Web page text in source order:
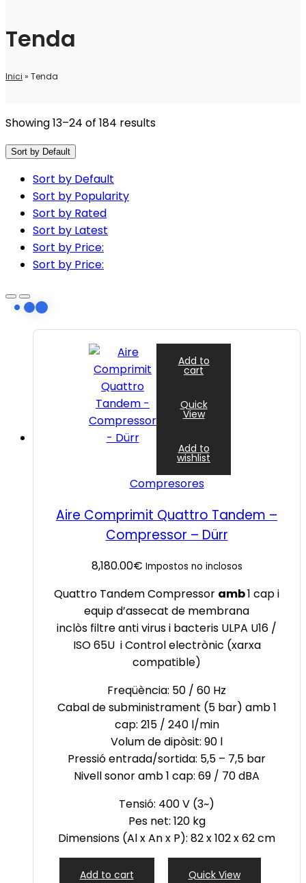
Tenda
Inici » Tenda
Showing 13–24 of 184 results
Sort by Default
Sort by Default
Sort by Popularity
Sort by Rated
Sort by Latest
Sort by Price:
Sort by Price:
Add to
cart
Quick
View
Add to
wishlist
Compresores
Aire Comprimit Quattro Tandem –
Compressor – Dürr
8,180.00€ Impostos no inclosos
Quattro Tandem Compressor amb1 cap i
equip d’assecat de membrana
inclòs filtre anti virus i bacteris ULPA U16 /
ISO 65U i Control electrònic (xarxa
compatible)
Freqüència: 50 / 60 Hz
Cabal de subministrament (5 bar) amb 1
cap: 215 / 240 l/min
Volum de dipòsit: 90 l
Pressió entrada/sortida: 5,5 – 7,5 bar
Nivell sonor amb 1 cap: 69 / 70 dBA
Tensió: 400 V (3~)
Pes net: 120 kg
Dimensions (Al x An x P): 82 x 102 x 62 cm
Add to cart Quick View